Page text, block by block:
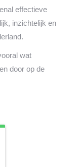
effectieve
inzichtelijk en
wat
door op de